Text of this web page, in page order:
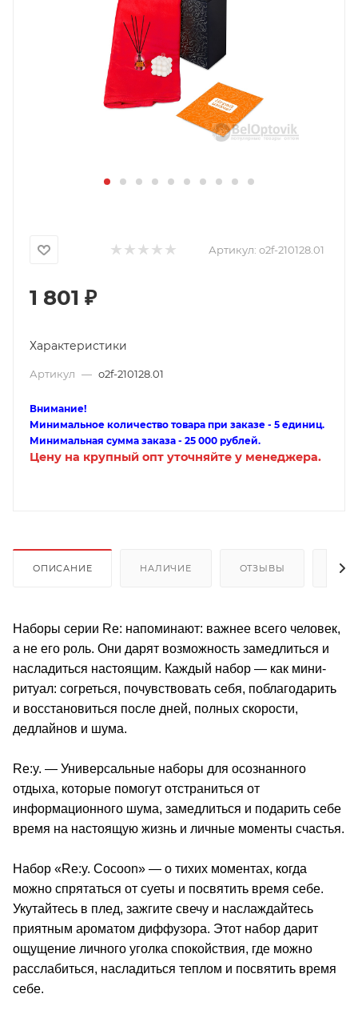
Артикул: o2f-210128.01
1 801 ₽
Характеристики
Артикул — o2f-210128.01
Внимание!
Минимальное количество товара при заказе - 5 единиц.
Минимальная сумма заказа - 25 000 рублей.
Цену на крупный опт уточняйте у менеджера.
ОПИСАНИЕ НАЛИЧИЕ ОТЗЫВЫ
Наборы серии Re: напоминают: важнее всего человек,
а не его роль. Они дарят возможность замедлиться и
насладиться настоящим. Каждый набор — как мини-
ритуал: согреться, почувствовать себя, поблагодарить
и восстановиться после дней, полных скорости,
дедлайнов и шума.
Re:y. — Универсальные наборы для осознанного
отдыха, которые помогут отстраниться от
информационного шума, замедлиться и подарить себе
время на настоящую жизнь и личные моменты счастья.
Набор «Re:y. Cocoon» — о тихих моментах, когда
можно спрятаться от суеты и посвятить время себе.
Укутайтесь в плед, зажгите свечу и наслаждайтесь
приятным ароматом диффузора. Этот набор дарит
ощущение личного уголка спокойствия, где можно
расслабиться, насладиться теплом и посвятить время
себе.